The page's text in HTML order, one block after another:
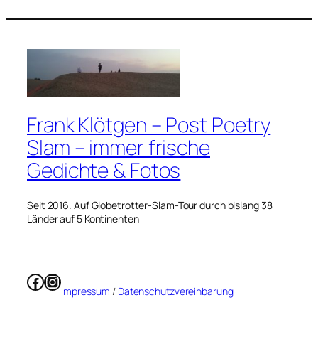
Frank Klötgen – Post Poetry
Slam – immer frische
Gedichte & Fotos
Seit 2016. Auf Globetrotter-Slam-Tour durch bislang 38
Länder auf 5 Kontinenten
Facebook
Instagram
Impressum / Datenschutzvereinbarung